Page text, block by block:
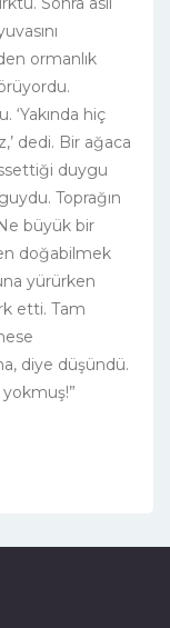
ormanlık
‘Yakında hiç
dedi. Bir ağaca
duygu
Toprağın
büyük bir
doğabilmek
yürürken
etti. Tam
diye düşündü.